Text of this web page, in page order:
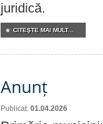
juridică.
CITEŞTE MAI MULT...
Anunț
Publicat: 01.04.2026